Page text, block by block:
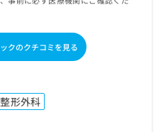
クのクチコミを見る
整形外科